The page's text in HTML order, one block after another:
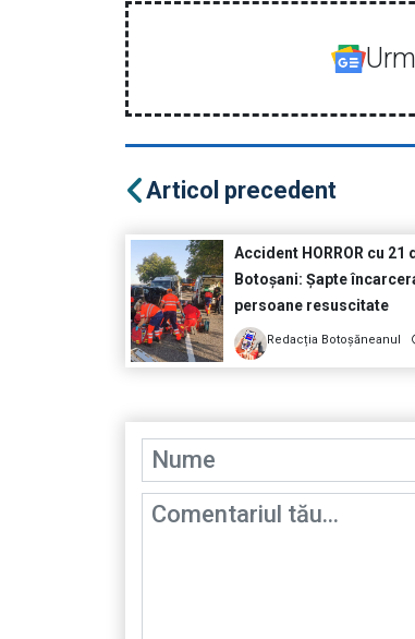
Articol precedent
Accident HORROR cu 21
Botoșani: Șapte
persoane resuscitate
Redacția Botoșăneanul